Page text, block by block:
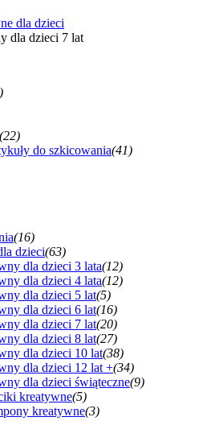
dla dzieci
dla dzieci 7 lat
(22)
do szkicowania(41)
(16)
dzieci(63)
dla dzieci 3 lata(12)
dla dzieci 4 lata(12)
dla dzieci 5 lat(5)
dla dzieci 6 lat(16)
dla dzieci 7 lat(20)
dla dzieci 8 lat(27)
dla dzieci 10 lat(38)
dla dzieci 12 lat +(34)
dla dzieci świąteczne(9)
kreatywne(5)
kreatywne(3)